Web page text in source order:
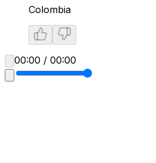
Colombia
00:00 / 00:00